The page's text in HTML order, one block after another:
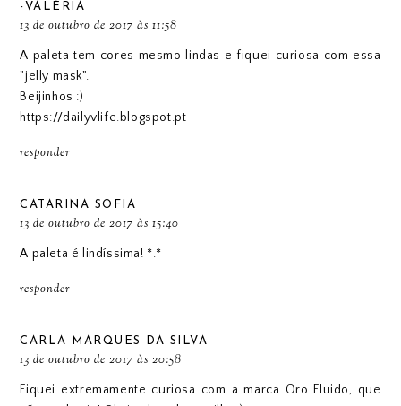
-VALÉRIA
13 de outubro de 2017 às 11:58
A paleta tem cores mesmo lindas e fiquei curiosa com essa
"jelly mask".
Beijinhos :)
https://dailyvlife.blogspot.pt
responder
CATARINA SOFIA
13 de outubro de 2017 às 15:40
A paleta é lindíssima! *.*
responder
CARLA MARQUES DA SILVA
13 de outubro de 2017 às 20:58
Fiquei extremamente curiosa com a marca Oro Fluido, que